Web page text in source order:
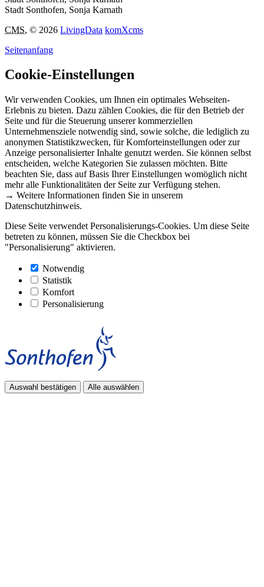
Stadt Sonthofen, Sonja Karnath
CMS, © 2026 LivingData komXcms
Seitenanfang
Cookie-Einstellungen
Wir verwenden Cookies, um Ihnen ein optimales Webseiten-
Erlebnis zu bieten. Dazu zählen Cookies, die für den Betrieb der
Seite und für die Steuerung unserer kommerziellen
Unternehmensziele notwendig sind, sowie solche, die lediglich zu
anonymen Statistikzwecken, für Komforteinstellungen oder zur
Anzeige personalisierter Inhalte genutzt werden. Sie können selbst
entscheiden, welche Kategorien Sie zulassen möchten. Bitte
beachten Sie, dass auf Basis Ihrer Einstellungen womöglich nicht
mehr alle Funktionalitäten der Seite zur Verfügung stehen.
→ Weitere Informationen finden Sie in unserem
Datenschutzhinweis.
Diese Seite verwendet Personalisierungs-Cookies. Um diese Seite
betreten zu können, müssen Sie die Checkbox bei
"Personalisierung" aktivieren.
Notwendig
Statistik
Komfort
Personalisierung
Auswahl bestätigen Alle auswählen